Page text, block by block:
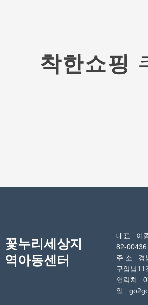
착한쇼핑
꽃누리세상지
역아동센터
대표 : 이
82-00436
주 소 : 경
구암남11
연락처 :
일 :